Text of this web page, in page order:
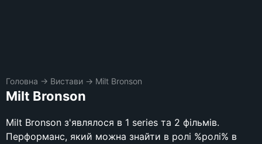
Головна → Вистави → Milt Bronson
Milt Bronson
Milt Bronson з'являлося в 1 series та 2 фільмів.
Перформанс, який можна знайти в ролі %ролі% в